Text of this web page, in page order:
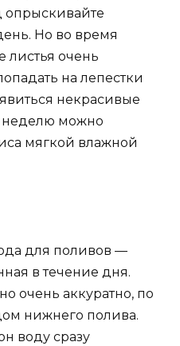
Но во время
листья очень
на лепестки
некрасивые
неделю можно
мягкой влажной
для поливов —
в течение дня.
очень аккуратно, по
нижнего полива.
воду сразу